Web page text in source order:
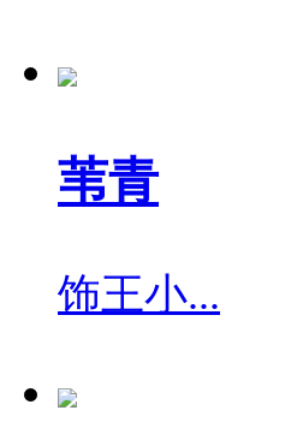
苇青
饰王小...